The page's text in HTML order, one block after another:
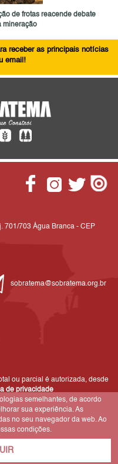
de frotas reacende debate
mineração
receber as principais notícias
email!
701/703 Água Branca - CEP
sobratema@sobratema.org.br
ou parcial é autorizada, desde
de privacidade
semelhantes, de acordo
sua experiência. As
no seu navegador da web. Ao
condições.